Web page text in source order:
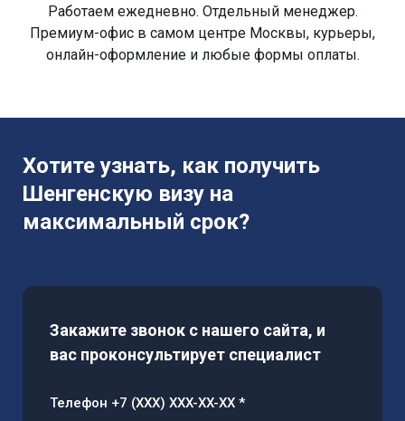
Работаем ежедневно. Отдельный менеджер.
Премиум-офис в самом центре Москвы, курьеры,
онлайн-оформление и любые формы оплаты.
Хотите узнать, как получить
Шенгенскую визу на
максимальный срок?
Закажите звонок с нашего сайта, и
вас проконсультирует специалист
Телефон +7 (XXX) XXX-XX-XX *